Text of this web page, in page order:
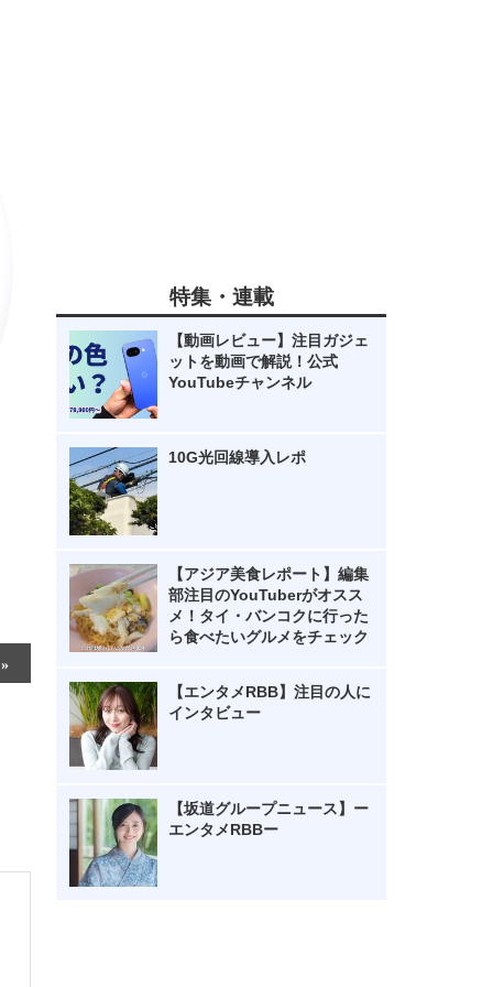
特集・連載
【動画レビュー】注目ガジェ
ットを動画で解説！公式
YouTubeチャンネル
10G光回線導入レポ
【アジア美食レポート】編集
部注目のYouTuberがオスス
メ！タイ・バンコクに行った
ら食べたいグルメをチェック
【エンタメRBB】注目の人に
インタビュー
【坂道グループニュース】ー
エンタメRBBー